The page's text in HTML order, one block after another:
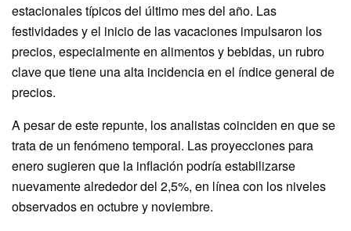
estacionales típicos del último mes del año. Las
festividades y el inicio de las vacaciones impulsaron los
precios, especialmente en alimentos y bebidas, un rubro
clave que tiene una alta incidencia en el índice general de
precios.
A pesar de este repunte, los analistas coinciden en que se
trata de un fenómeno temporal. Las proyecciones para
enero sugieren que la inflación podría estabilizarse
nuevamente alrededor del 2,5%, en línea con los niveles
observados en octubre y noviembre.